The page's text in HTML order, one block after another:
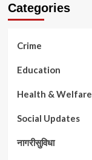
Categories
Crime
Education
Health & Welfare
Social Updates
नागरीसुविधा